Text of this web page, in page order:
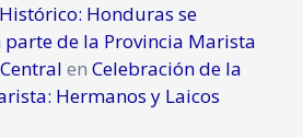
Honduras se
parte de la Provincia Marista
enCelebración de la
Hermanos y Laicos